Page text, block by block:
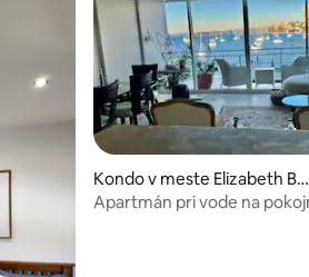
120
Kondo v meste Elizabeth Ba
y
Apartmán pri vode na